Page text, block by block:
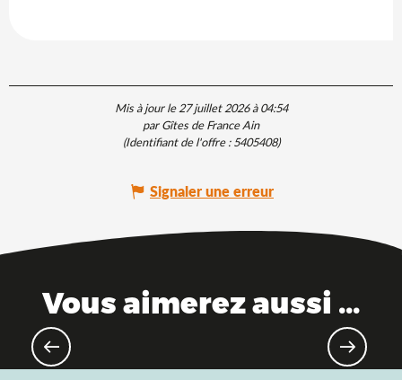
Mis à jour le 27 juillet 2026 à 04:54
par Gîtes de France Ain
(Identifiant de l'offre :5405408)
Signaler une erreur
Vous aimerez aussi ...
Montagne 4 saisons, les activités